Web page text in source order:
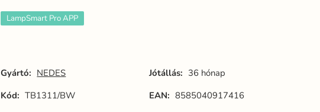
LampSmart Pro APP
Gyártó: NEDES Jótállás: 36 hónap
Kód: TB1311/BW EAN: 8585040917416